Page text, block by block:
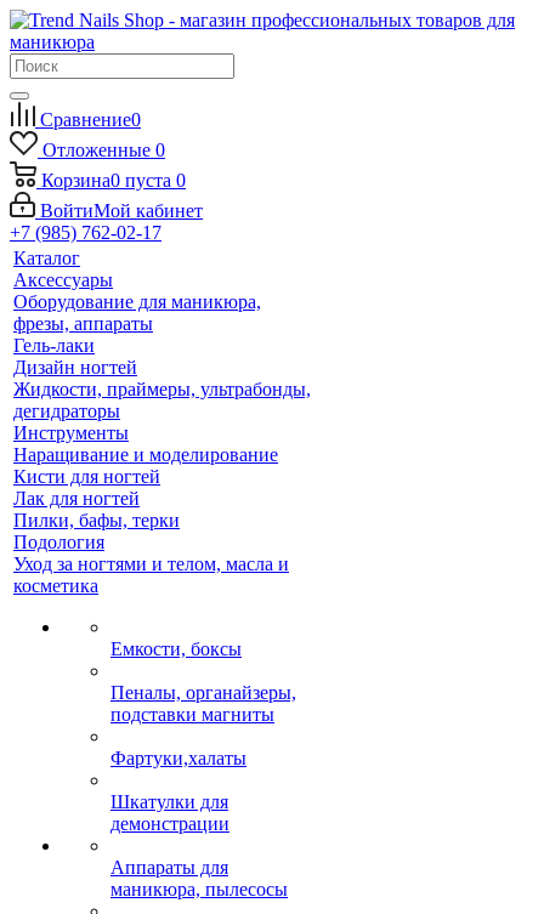
Сравнение0
Отложенные 0
Корзина0 пуста 0
ВойтиМой кабинет
+7 (985) 762-02-17
Каталог
Аксессуары
Оборудование для маникюра,
фрезы, аппараты
Гель-лаки
Дизайн ногтей
Жидкости, праймеры, ультрабонды,
дегидраторы
Инструменты
Наращивание и моделирование
Кисти для ногтей
Лак для ногтей
Пилки, бафы, терки
Подология
Уход за ногтями и телом, масла и
косметика
Емкости, боксы
Пеналы, органайзеры,
подставки магниты
Фартуки,халаты
Шкатулки для
демонстрации
Аппараты для
маникюра, пылесосы